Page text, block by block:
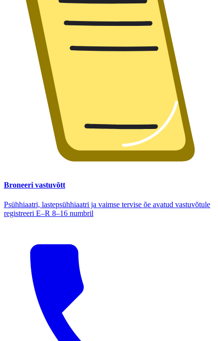
Broneeri vastuvõtt
Psühhiaatri, lastepsühhiaatri ja vaimse tervise õe avatud vastuvõtule
registreeri E–R 8–16 numbril